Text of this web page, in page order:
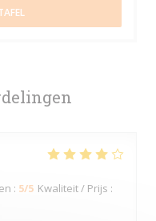
: 5/5 Kwaliteit / Prijs :